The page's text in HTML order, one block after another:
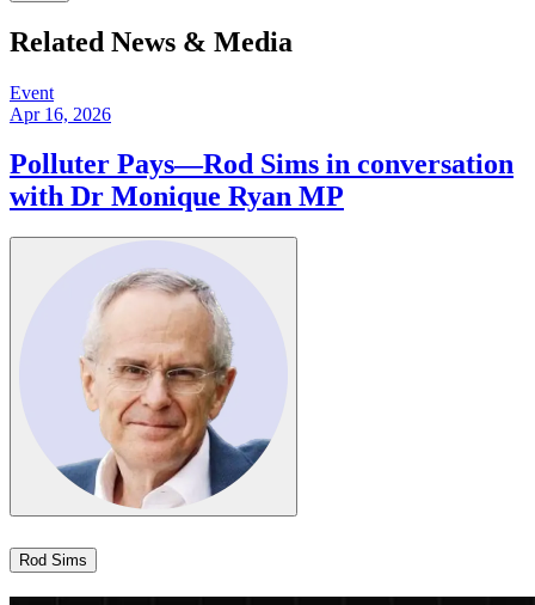
Related News & Media
Event
Apr 16, 2026
Polluter Pays—Rod Sims in conversation
with Dr Monique Ryan MP​​​​‌ ‍ ​‍​‍‌‍ ‌ ​‍‌‍‍‌‌‍‌ ‌‍‍‌‌‍ ‍​‍​‍​ ‍‍​‍​‍‌ ​ ‌‍​‌‌‍ ‍‌‍‍‌‌ ‌​‌ ‍‌​‍ ‍‌‍‍‌‌‍ ​‍​‍​‍ ​​‍​‍‌‍‍​‌ ​‍‌‍‌‌‌‍‌‍​‍​‍​ ‍‍​‍​‍‌‍‍​‌ ‌​‌ ‌​‌ ​​​ ‍‍​‍ ​‍ ‌‍ ​‌‍ ‌‍​ ‌‍​‌‌‍ ​‌‍‍​‌‍ ‌ ​ ‌ ‌​​ ‍‍​ ​ ​ ​ ​ ​ ​ ​ ​‍ ‌‍‍‌‌‍ ‍‌ ‌​‌‍‌‌‌‍ ‍‌ ‌​​‍ ‌‍‌‌‌‍‌​‌‍‍‌‌ ‌​​‍ ‌‍ ‌‌‍ ‌‍‌​‌‍‌‌​ ‌‌ ​​‌ ​‍‌‍‌‌‌ ​ ‌‍‌‌‌‍ ‍‌ ‌​‌‍​‌‌ ‌​‌‍‍‌‌‍ ‌‍ ‍​ ‍ ‌‍‍‌‌‍‌​​ ‌​ ‌​​ ‍‌‌‍​‍‌‍​ ‌‍​‌​ ‌ ‌‍‌​​ ‌​​‍ ‌​ ​​‌‍‌​​ ‍‌​ ‌​​‍ ‌​ ‌​​ ​‍‌‍‌​‌‍​‌​‍ ‌‌‍​‌‌‍​‍​ ‍‌​ ‌‌​‍ ‌​ ​‌‌‍​ ​ ‍​​ ​ ​ ​‌‌‍‌‌​ ‌ ​ ‌‌​ ‌‌‌‍​‌​ ​‌‌‍‌‌​ ‍ ‌ ‌​‌ ‍‌‌ ​​‌‍‌‌​ ‌‌‍ ‍‌‍‌‌‌ ‌ ‌ ​ ​ ‍ ‌ ​​‌‍​‌‌ ‌​‌‍‍​​ ‌‌ ‌​‌‍‍‌‌ ‌​‌‍ ​‌‍‌‌​ ‌‍​‍‌‍​‌‌ ​ ‌‍‌‌‌‌‌‌‌ ​‍‌‍ ​​ ‌‌‍‍​‌ ‌​‌ ‌​‌ ​​​‍‌‌​ ​ ‌​​‌​‍‌‌​ ​‍‌​‌‍​‍‌‌​ ​‍‌​‌‍‌‍ ​‌‍ ‌‍​ ‌‍​‌‌‍ ​‌‍‍​‌‍ ‌ ​ ‌ ‌​​‍‌‌​ ​ ‌​​‌​ ​ ​ ​ ​ ​ ​ ​ ​‍‌‍‌‍‍‌‌‍‌​​ ‌​ ‌​​ ‍‌‌‍​‍‌‍​ ‌‍​‌​ ‌ ‌‍‌​​ ‌​​‍ ‌​ ​​‌‍‌​​ ‍‌​ ‌​​‍ ‌​ ‌​​ ​‍‌‍‌​‌‍​‌​‍ ‌‌‍​‌‌‍​‍​ ‍‌​ ‌‌​‍ ‌​ ​‌‌‍​ ​ ‍​​ ​ ​ ​‌‌‍‌‌​ ‌ ​ ‌‌​ ‌‌‌‍​‌​ ​‌‌‍‌‌​‍‌‍‌ ‌​‌ ‍‌‌ ​​‌‍‌‌​ ‌‌‍ ‍‌‍‌‌‌ ‌ ‌ ​ ​‍‌‍‌ ​​‌‍​‌‌ ‌​‌‍‍​​ ‌‌ ‌​‌‍‍‌‌ ‌​‌‍ ​‌‍‌‌​‍‌‍‌ ​​‌‍‌‌‌ ​‍‌ ​ ‌ ​​‌‍‌‌‌‍​ ‌ ‌​‌‍‍‌‌ ‌‍‌‍‌‌​ ‌‌ ​​‌ ‌‌‌‍​‍‌‍ ​‌‍‍‌‌ ​ ‌‍‍​‌‍‌‌‌‍‌​​‍​‍‌ ‌
Rod Sims​​​​‌ ‍ ​‍​‍‌‍ ‌ ​‍‌‍‍‌‌‍‌ ‌‍‍‌‌‍ ‍​‍​‍​ ‍‍​‍​‍‌ ​ ‌‍​‌‌‍ ‍‌‍‍‌‌ ‌​‌ ‍‌​‍ ‍‌‍‍‌‌‍ ​‍​‍​‍ ​​‍​‍‌‍‍​‌ ​‍‌‍‌‌‌‍‌‍​‍​‍​ ‍‍​‍​‍‌‍‍​‌ ‌​‌ ‌​‌ ​​​ ‍‍​‍ ​‍ ‌‍ ​‌‍ ‌‍​ ‌‍​‌‌‍ ​‌‍‍​‌‍ ‌ ​ ‌ ‌​​ ‍‍​ ​ ​ ​ ​ ​ ​ ​ ​‍ ‌‍‍‌‌‍ ‍‌ ‌​‌‍‌‌‌‍ ‍‌ ‌​​‍ ‌‍‌‌‌‍‌​‌‍‍‌‌ ‌​​‍ ‌‍ ‌‌‍ ‌‍‌​‌‍‌‌​ ‌‌ ​​‌ ​‍‌‍‌‌‌ ​ ‌‍‌‌‌‍ ‍‌ ‌​‌‍​‌‌ ‌​‌‍‍‌‌‍ ‌‍ ‍​ ‍ ‌‍‍‌‌‍‌​​ ‌​ ‌‌​ ‍​​ ‌‌​ ​‍‌‍‌​​ ‍‌​ ‌‍​ ‍​​‍ ‌​ ‍​​ ‍‌‌‍​‍​ ‌ ​‍ ‌​ ‌​​ ‍​​ ‌​‌‍‌‍​‍ ‌‌‍​‍​ ​‍​ ‍​​ ‌‍​‍ ‌​ ‍‌​ ‌‌​ ​‌‌‍​ ‌‍​‌​ ​ ​ ‍​​ ​‍‌‍​ ​ ​‌​ ‌​​ ‍‌​ ‍ ‌ ‌​‌ ‍‌‌ ​​‌‍‌‌​ ‌‌‍​‌‌ ‌‌‌ ‌​‌‍‍​‌‍ ‌ ​‍​ ‍ ‌ ​​‌‍​‌‌ ‌​‌‍‍​​ ‌‌‍ ‍‌‍​‌‌‍ ‌‌‍‌‌​ ‌‍​‍‌‍​‌‌ ​ ‌‍‌‌‌‌‌‌‌ ​‍‌‍ ​​ ‌‌‍‍​‌ ‌​‌ ‌​‌ ​​​‍‌‌​ ​ ‌​​‌​‍‌‌​ ​‍‌​‌‍​‍‌‌​ ​‍‌​‌‍‌‍ ​‌‍ ‌‍​ ‌‍​‌‌‍ ​‌‍‍​‌‍ ‌ ​ ‌ ‌​​‍‌‌​ ​ ‌​​‌​ ​ ​ ​ ​ ​ ​ ​ ​‍‌‍‌‍‍‌‌‍‌​​ ‌​ ‌‌​ ‍​​ ‌‌​ ​‍‌‍‌​​ ‍‌​ ‌‍​ ‍​​‍ ‌​ ‍​​ ‍‌‌‍​‍​ ‌ ​‍ ‌​ ‌​​ ‍​​ ‌​‌‍‌‍​‍ ‌‌‍​‍​ ​‍​ ‍​​ ‌‍​‍ ‌​ ‍‌​ ‌‌​ ​‌‌‍​ ‌‍​‌​ ​ ​ ‍​​ ​‍‌‍​ ​ ​‌​ ‌​​ ‍‌​‍‌‍‌ ‌​‌ ‍‌‌ ​​‌‍‌‌​ ‌‌‍​‌‌ ‌‌‌ ‌​‌‍‍​‌‍ ‌ ​‍​‍‌‍‌ ​​‌‍​‌‌ ‌​‌‍‍​​ ‌‌‍ ‍‌‍​‌‌‍ ‌‌‍‌‌​‍‌‍‌ ​​‌‍‌‌‌ ​‍‌ ​ ‌ ​​‌‍‌‌‌‍​ ‌ ‌​‌‍‍‌‌ ‌‍‌‍‌‌​ ‌‌ ​​‌ ‌‌‌‍​‍‌‍ ​‌‍‍‌‌ ​ ‌‍‍​‌‍‌‌‌‍‌​​‍​‍‌ ‌